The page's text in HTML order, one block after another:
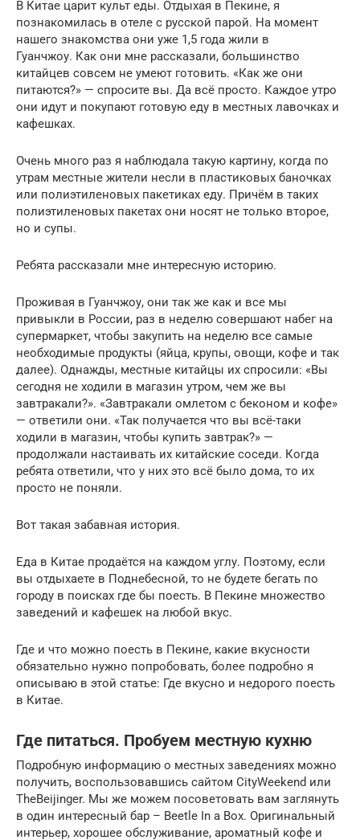
В Китае царит культ еды. Отдыхая в Пекине, я
познакомилась в отеле с русской парой. На момент
нашего знакомства они уже 1,5 года жили в
Гуанчжоу. Как они мне рассказали, большинство
китайцев совсем не умеют готовить. «Как же они
питаются?» — спросите вы. Да всё просто. Каждое утро
они идут и покупают готовую еду в местных лавочках и
кафешках.
Очень много раз я наблюдала такую картину, когда по
утрам местные жители несли в пластиковых баночках
или полиэтиленовых пакетиках еду. Причём в таких
полиэтиленовых пакетах они носят не только второе,
но и супы.
Ребята рассказали мне интересную историю.
Проживая в Гуанчжоу, они так же как и все мы
привыкли в России, раз в неделю совершают набег на
супермаркет, чтобы закупить на неделю все самые
необходимые продукты (яйца, крупы, овощи, кофе и так
далее). Однажды, местные китайцы их спросили: «Вы
сегодня не ходили в магазин утром, чем же вы
завтракали?». «Завтракали омлетом с беконом и кофе»
— ответили они. «Так получается что вы всё-таки
ходили в магазин, чтобы купить завтрак?» —
продолжали настаивать их китайские соседи. Когда
ребята ответили, что у них это всё было дома, то их
просто не поняли.
Вот такая забавная история.
Еда в Китае продаётся на каждом углу. Поэтому, если
вы отдыхаете в Поднебесной, то не будете бегать по
городу в поисках где бы поесть. В Пекине множество
заведений и кафешек на любой вкус.
Где и что можно поесть в Пекине, какие вкусности
обязательно нужно попробовать, более подробно я
описываю в этой статье: Где вкусно и недорого поесть
в Китае.
Где питаться. Пробуем местную кухню
Подробную информацию о местных заведениях можно
получить, воспользовавшись сайтом CityWeekend или
TheBeijinger. Мы же можем посоветовать вам заглянуть
в один интересный бар – Beetle In a Box. Оригинальный
интерьер, хорошее обслуживание, ароматный кофе и